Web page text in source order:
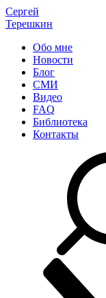
Сергей
Терешкин
Обо мне
Новости
Блог
СМИ
Видео
FAQ
Библиотека
Контакты